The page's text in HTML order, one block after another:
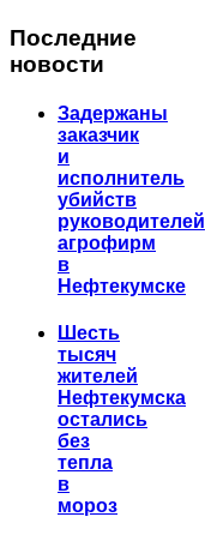
Последние
новости
Задержаны
заказчик
и
исполнитель
убийств
руководителей
агрофирм
в
Нефтекумске
Шесть
тысяч
жителей
Нефтекумска
остались
без
тепла
в
мороз